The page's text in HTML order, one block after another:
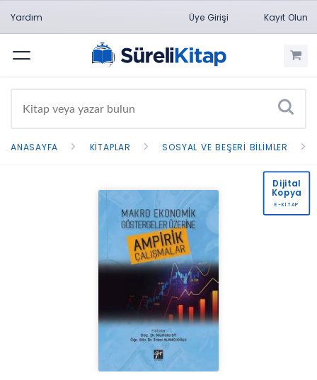
Yardım Üye Girişi Kayıt Olun
Menü
ANASAYFA KITAPLAR SOSYAL VE BEŞERI BILIMLER
Dijital
Kopya
E-KİTAP